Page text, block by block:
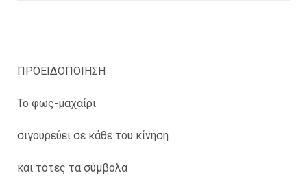
ΠΡΟΕΙΔΟΠΟΙΗΣΗ
Το φως-μαχαίρι
σιγουρεύει σε κάθε του κίνηση
και τότες τα σύμβολα